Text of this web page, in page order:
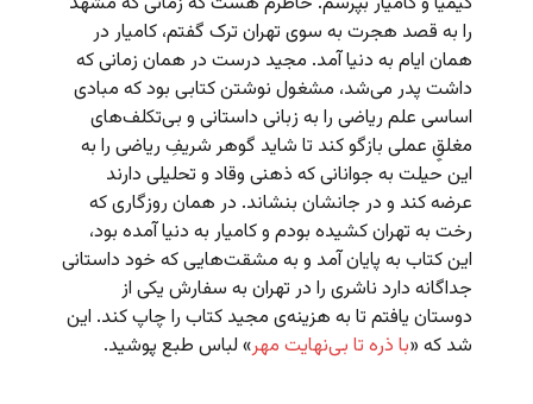
را به قصد هجرت به سوی تهران ترک گفتم، کامیار در
همان ایام به دنیا آمد. مجید درست در همان زمانی که
داشت پدر می‌شد، مشغول نوشتن کتابی بود که مبادی
اساسی علم ریاضی را به زبانی داستانی و بی‌تکلف‌های
مغلقِِ عملی بازگو کند تا شاید گوهر شریفِ ریاضی را به
این حیلت به جوانانی که ذهنی وقاد و تحلیلی دارند
عرضه کند و در جانشان بنشاند. در همان روزگاری که
رخت به تهران کشیده بودم و کامیار به دنیا آمده بود،
این کتاب به پایان آمد و به مشقت‌هایی که خود داستانی
جداگانه دارد ناشری را در تهران به سفارش یکی از
دوستان یافتم تا به هزینه‌ی مجید کتاب را چاپ کند. این
شد که «با ذره تا بی‌نهایت مهر» لباس طبع پوشید.